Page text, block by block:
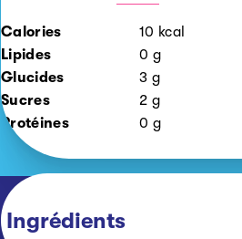
1
Calories 10 kcal
Lipides
0 g
Glucides
3 g
Sucres
2 g
Protéines
0 g
Ingrédients